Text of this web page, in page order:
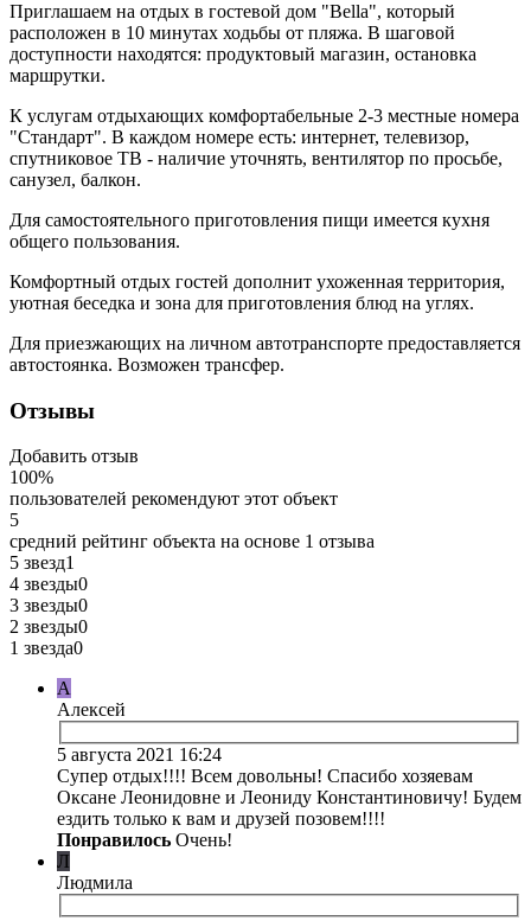
Приглашаем на отдых в гостевой дом "Bella", который
расположен в 10 минутах ходьбы от пляжа. В шаговой
доступности находятся: продуктовый магазин, остановка
маршрутки.
К услугам отдыхающих комфортабельные 2-3 местные номера
"Стандарт". В каждом номере есть: интернет, телевизор,
спутниковое ТВ - наличие уточнять, вентилятор по просьбе,
санузел, балкон.
Для самостоятельного приготовления пищи имеется кухня
общего пользования.
Комфортный отдых гостей дополнит ухоженная территория,
уютная беседка и зона для приготовления блюд на углях.
Для приезжающих на личном автотранспорте предоставляется
автостоянка. Возможен трансфер.
Отзывы
Добавить отзыв
100%
пользователей рекомендуют этот объект
5
средний рейтинг объекта на основе 1 отзыва
5 звезд1
4 звезды0
3 звезды0
2 звезды0
1 звезда0
А
Алексей
5 августа 2021 16:24
Супер отдых!!!! Всем довольны! Спасибо хозяевам
Оксане Леонидовне и Леониду Константиновичу! Будем
ездить только к вам и друзей позовем!!!!
Понравилось Очень!
Л
Людмила